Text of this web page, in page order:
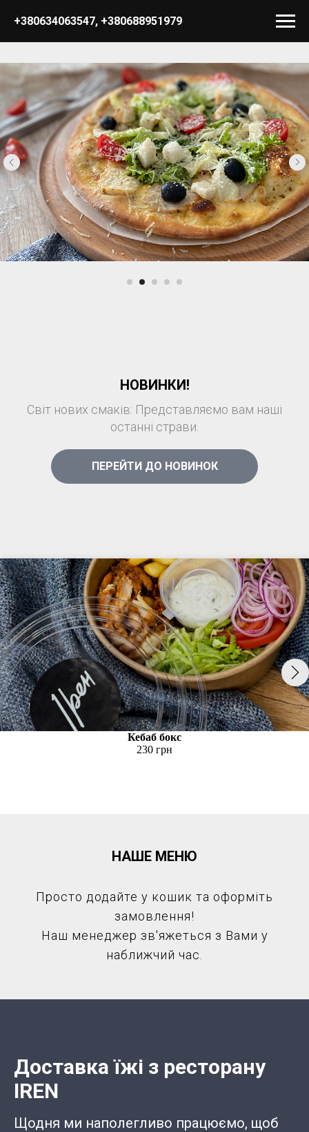
+380634063547, +380688951979
НОВИНКИ!
Світ нових смаків: Представляємо вам наші
останні страви.
ПЕРЕЙТИ ДО НОВИНОК
Кебаб бокс
230 грн
НАШЕ МЕНЮ
Просто додайте у кошик та оформіть
замовлення!
Наш менеджер зв'яжеться з Вами у
наближчий час.
Доставка їжі з ресторану
IREN
Щодня ми наполегливо працюємо, щоб